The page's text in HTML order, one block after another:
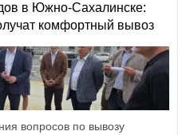
в Южно-Сахалинске:
комфортный вывоз
вопросов по вывозу